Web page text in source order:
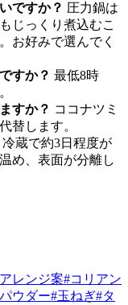
ですか？ 圧力鍋は
じっくり煮込むこ
お好みで選んでく
すか？ 最低8時
すか？ ココナツミ
替します。
蔵で約3日程度が
め、表面が分離し
レンジ案#コリアン
ウダー#玉ねぎ#タ